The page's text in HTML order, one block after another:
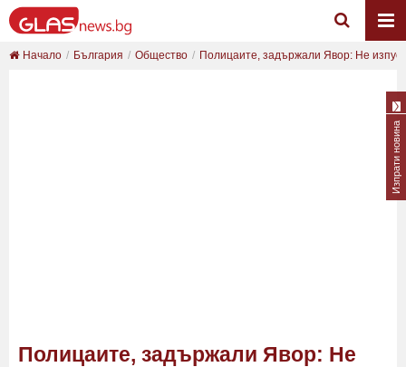
Начало България Общество Полицаите, задържали Явор: Не
Полицаите, задържали Явор: Не
Изпрати новина